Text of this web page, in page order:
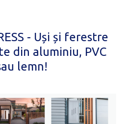
- Uși și ferestre
din aluminiu, PVC
lemn!